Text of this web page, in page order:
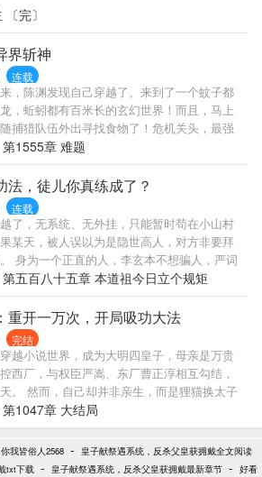
，等证道了在浪…… 伏羲：“血海居然有生灵
它是谁？” 女娲：“天机初显、他似乎叫冥
元始圣人：“冥河？！没听说过！” 太清老
河道友，你乃异数，我等六圣特来镇压你，还
” 冥河：“哈哈哈，很好，既然你们六圣齐
我便杀圣证道！” 这一日、圣人陨落、众生惊
完〕
界斩神
连载
，陈渊发现自己穿越了。来到了一个蚊子都
，蚯蚓都有百米长的玄幻世界！而且，马上
捕猎队伍外出寻找食物了！危机关头，最强
激活！在所有人愁眉苦脸的时候，陈渊却笑
，他能看到提示！系统提示：前方千米发现
拱龙，请宿主尽快避开！系统提示：前方一
一枚朱果，吃下它，你可以连升9级！系统提
三万米发现一座失落的遗迹，打开它，你会
功法！
第1555章 难题
法，徒儿你真练成了？
连载
了，无系统、无外挂，只能暂时苟在小山村
某天，被人误以为是隐世高人，对方非要拜
身为一个正直的人，李玄本不想骗人，严词
奈何对方给的实在太多了，只好瞎编了一套
，准备糊弄过去——结果，徒弟竟然修炼成
着筋骨雷鸣，气血如罡的徒弟，李玄目瞪口
瞎编的啊，怎么就修炼成功了，你这是什么妖
” 这个时候，金手指出现了：“你徒弟修炼你
入门，你直接功法大成，实力百倍于同境！”
高订2万完本书《我宅了百年出门已无敌》，
眼的，可以去老书转转哈^_^
第五百八十五章 本道祖今日立个规矩
重开一万次，开局吸功大法
完结
越小说世界，成为大明四皇子，母亲是万贵
西厂，与权臣严嵩、东厂曹正淳相互勾结，
。 然而，自己却并非亲生，而是狸猫换太子
是万贵妃稳地位的工具。 内忧外患之下，朱
了系统。 系统，每天都可以抽取自己的开局
花费三年的时间，抽取了一万次，终于抽到
局！
第1047章 大结局
我皆俗人2568 - 皇子献祭遇系统，反杀父皇获拥戴全文阅读
txt下载 - 皇子献祭遇系统，反杀父皇获拥戴最新章节 - 好看